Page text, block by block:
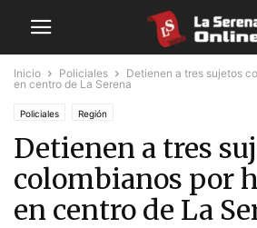
Inicio Policiales
Detienen a tres sujetos
en centro de La Serena
Policiales Región
Detienen a tres
colombianos por
en centro de La